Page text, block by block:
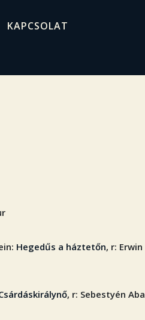
KAPCSOLAT
Hegedűs a háztetőn, r: Erwin
, r: Sebestyén Aba